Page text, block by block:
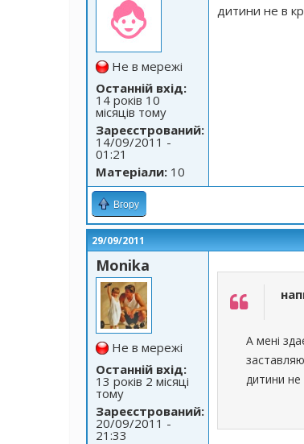
Не в мережі
Останній вхід:
14 років 10
місяців тому
Зареєстрований:
14/09/2011 -
01:21
Матеріали: 10
дитини не в
Вгору
29/09/2011
Monika
Не в мережі
Останній вхід:
13 років 2 місяці
тому
Зареєстрований:
20/09/2011 -
21:33
А мені
дитини